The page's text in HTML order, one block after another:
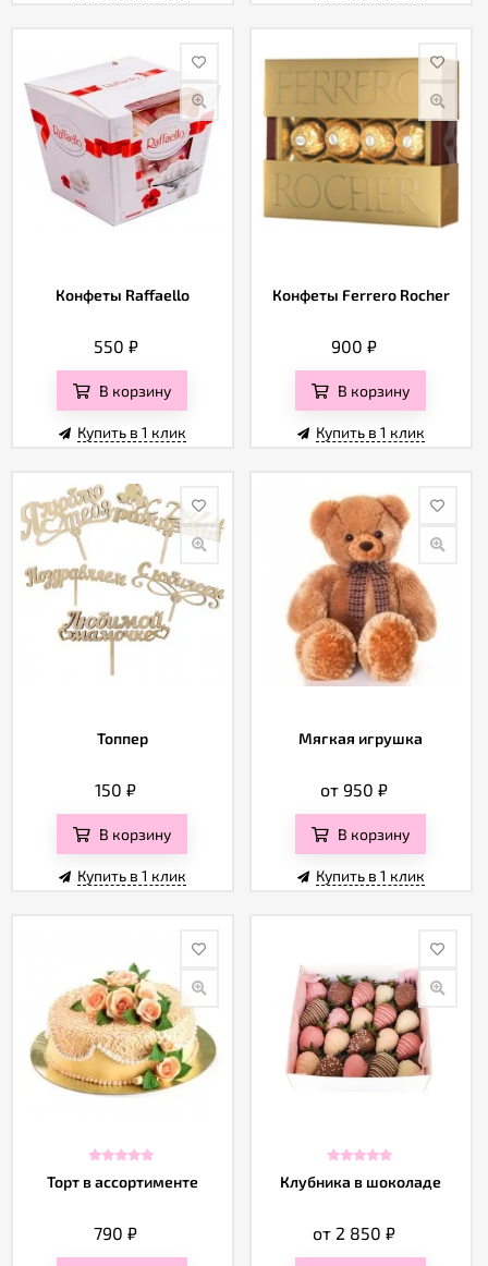
Конфеты Raffaello
550 ₽
В корзину
Купить в 1 клик
Конфеты Ferrero Rocher
900₽
В корзину
Купить в 1 клик
Топпер
150₽
В корзину
Купить в 1 клик
Мягкая игрушка
от 950₽
В корзину
Купить в 1 клик
Торт в ассортименте
790₽
Клубника в шоколаде
от 2 850₽